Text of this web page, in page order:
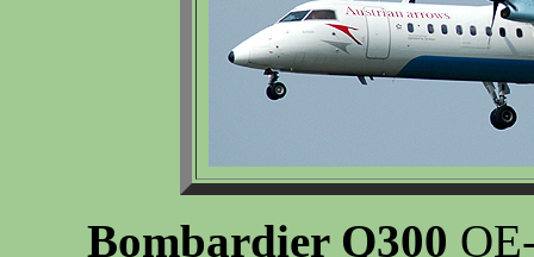
Bombardier Q300